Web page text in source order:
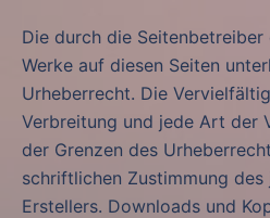
Die durch die
Werke auf diesen Seiten
Urheberrecht. Die
Verbreitung und jede Art der
der Grenzen des
schriftlichen Zustimmung
Erstellers. Downloads und